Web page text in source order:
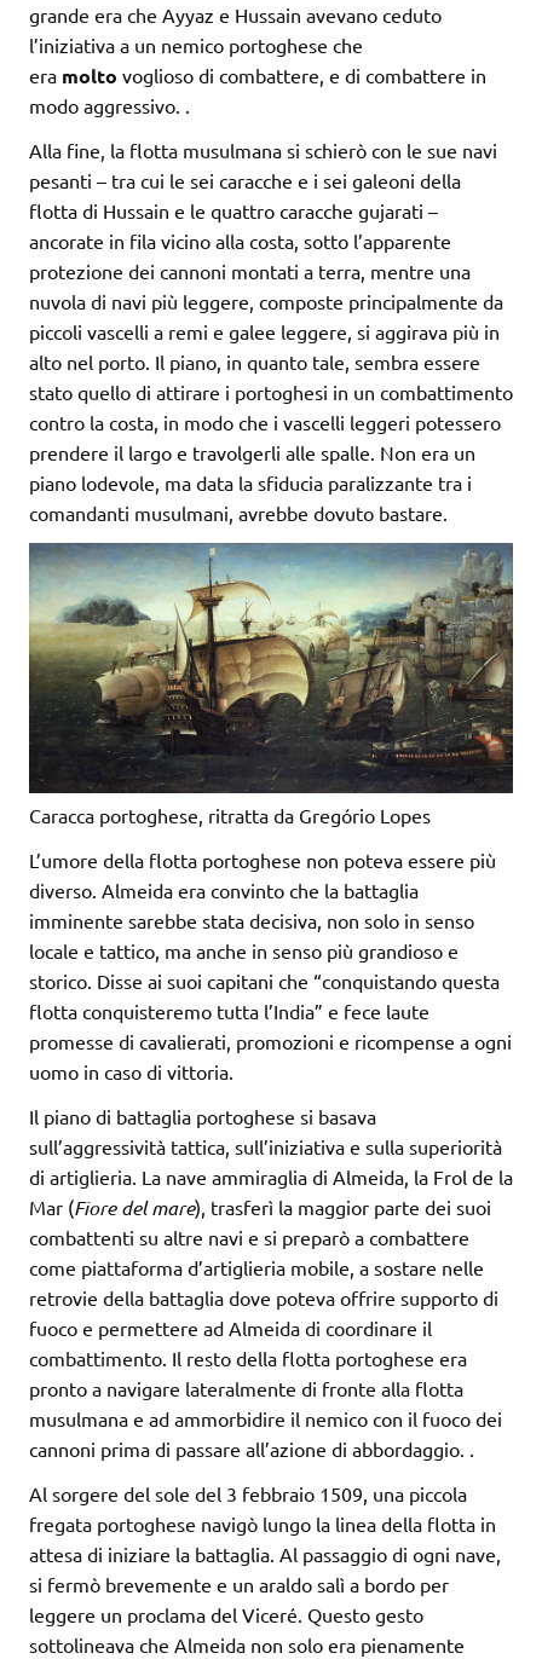
grande era che Ayyaz e Hussain avevano ceduto
l’iniziativa a un nemico portoghese che
era molto voglioso di combattere, e di combattere in
modo aggressivo.
Alla fine, la flotta musulmana si schierò con le sue navi
pesanti – tra cui le sei caracche e i sei galeoni della
flotta di Hussain e le quattro caracche gujarati –
ancorate in fila vicino alla costa, sotto l’apparente
protezione dei cannoni montati a terra, mentre una
nuvola di navi più leggere, composte principalmente da
piccoli vascelli a remi e galee leggere, si aggirava più in
alto nel porto. Il piano, in quanto tale, sembra essere
stato quello di attirare i portoghesi in un combattimento
contro la costa, in modo che i vascelli leggeri potessero
prendere il largo e travolgerli alle spalle. Non era un
piano lodevole, ma data la sfiducia paralizzante tra i
comandanti musulmani, avrebbe dovuto bastare.
Caracca portoghese, ritratta da Gregório Lopes
L’umore della flotta portoghese non poteva essere più
diverso. Almeida era convinto che la battaglia
imminente sarebbe stata decisiva, non solo in senso
locale e tattico, ma anche in senso più grandioso e
storico. Disse ai suoi capitani che “conquistando questa
flotta conquisteremo tutta l’India” e fece laute
promesse di cavalierati, promozioni e ricompense a ogni
uomo in caso di vittoria.
Il piano di battaglia portoghese si basava
sull’aggressività tattica, sull’iniziativa e sulla superiorità
di artiglieria. La nave ammiraglia di Almeida, la Frol de la
Mar (Fiore del mare), trasferì la maggior parte dei suoi
combattenti su altre navi e si preparò a combattere
come piattaforma d’artiglieria mobile, a sostare nelle
retrovie della battaglia dove poteva offrire supporto di
fuoco e permettere ad Almeida di coordinare il
combattimento. Il resto della flotta portoghese era
pronto a navigare lateralmente di fronte alla flotta
musulmana e ad ammorbidire il nemico con il fuoco dei
cannoni prima di passare all’azione di abbordaggio. .
Al sorgere del sole del 3 febbraio 1509, una piccola
fregata portoghese navigò lungo la linea della flotta in
attesa di iniziare la battaglia. Al passaggio di ogni nave,
si fermò brevemente e un araldo salì a bordo per
leggere un proclama del Viceré. Questo gesto
sottolineava che Almeida non solo era pienamente